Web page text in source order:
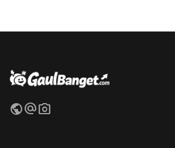
publicalternate_emailphoto_camera